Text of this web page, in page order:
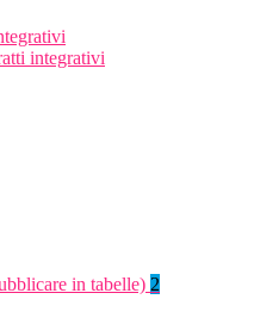
integrativi
in tabelle) 2